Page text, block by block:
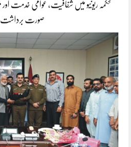
محکمہ ریونیو میں شفافیت، عوامی خدمت
صورت